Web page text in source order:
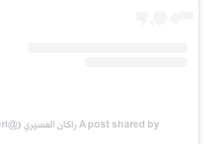
A post shared by راكان العسيري (@rakan.alaseri)